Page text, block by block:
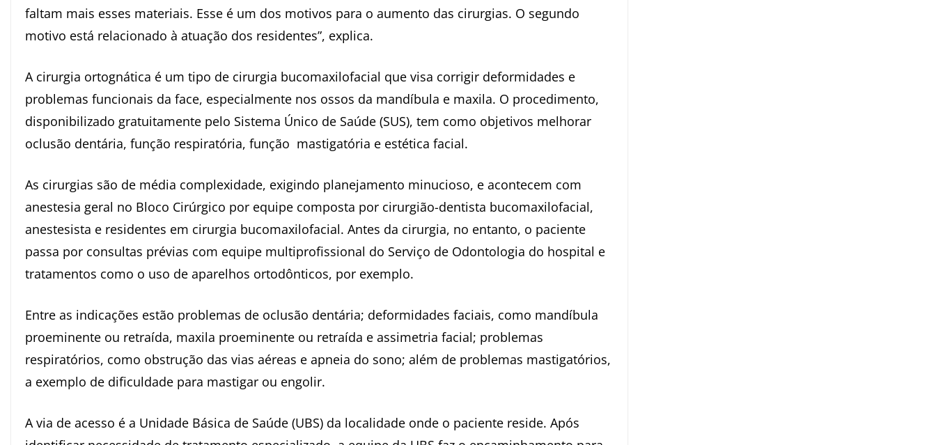
faltam mais esses materiais. Esse é um dos motivos para o aumento das cirurgias. O segundo
motivo está relacionado à atuação dos residentes”, explica.
A cirurgia ortognática é um tipo de cirurgia bucomaxilofacial que visa corrigir deformidades e
problemas funcionais da face, especialmente nos ossos da mandíbula e maxila. O procedimento,
disponibilizado gratuitamente pelo Sistema Único de Saúde (SUS), tem como objetivos melhorar
oclusão dentária, função respiratória, função mastigatória e estética facial.
As cirurgias são de média complexidade, exigindo planejamento minucioso, e acontecem com
anestesia geral no Bloco Cirúrgico por equipe composta por cirurgião-dentista bucomaxilofacial,
anestesista e residentes em cirurgia bucomaxilofacial. Antes da cirurgia, no entanto, o paciente
passa por consultas prévias com equipe multiprofissional do Serviço de Odontologia do hospital e
tratamentos como o uso de aparelhos ortodônticos, por exemplo.
Entre as indicações estão problemas de oclusão dentária; deformidades faciais, como mandíbula
proeminente ou retraída, maxila proeminente ou retraída e assimetria facial; problemas
respiratórios, como obstrução das vias aéreas e apneia do sono; além de problemas mastigatórios,
a exemplo de dificuldade para mastigar ou engolir.
A via de acesso é a Unidade Básica de Saúde (UBS) da localidade onde o paciente reside. Após